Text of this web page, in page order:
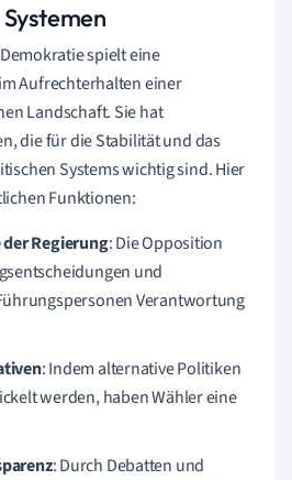
spielt eine
Aufrechterhalten einer
Landschaft. Sie hat
die für die Stabilität und das
Systems wichtig sind. Hier
Funktionen:
Regierung: Die Opposition
und
Verantwortung
: Indem alternative Politiken
werden, haben Wähler eine
: Durch Debatten und